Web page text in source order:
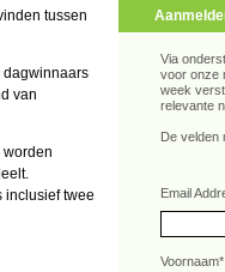
tussen
dagwinnaars
van
worden
inclusief twee
Via
voor onze
week
relevante
De velden
Email
Voornaam*